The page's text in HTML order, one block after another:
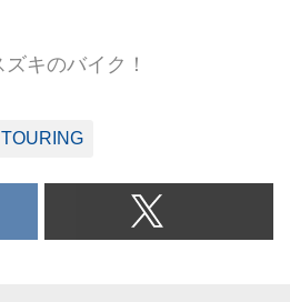
方のスズキ愛がもっともっと
キのバイク！
TOURING